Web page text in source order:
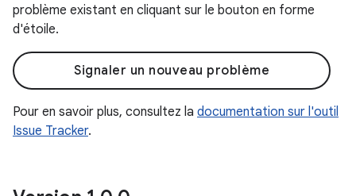
problème existant en cliquant sur le bouton en forme
d'étoile.
Signaler un nouveau problème
Pour en savoir plus, consultez la documentation sur l'outil
Issue Tracker.